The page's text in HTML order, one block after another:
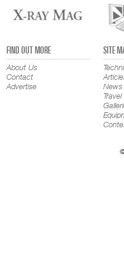
FIND OUT MORE
About Us
Contact
Advertise
SITE
News
Travel